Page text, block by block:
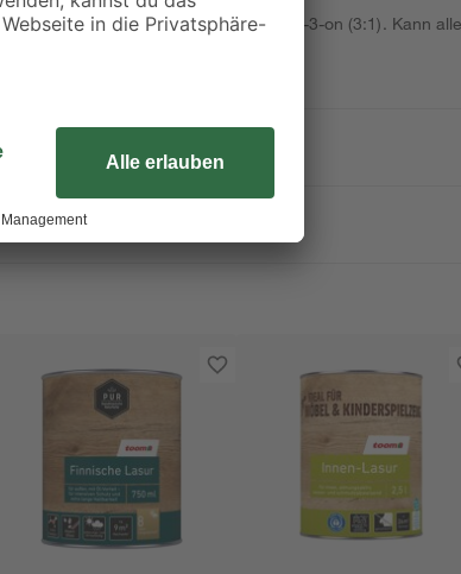
3-on und 2-Methyl-2H-isothiazol-3-on (3:1). Kann